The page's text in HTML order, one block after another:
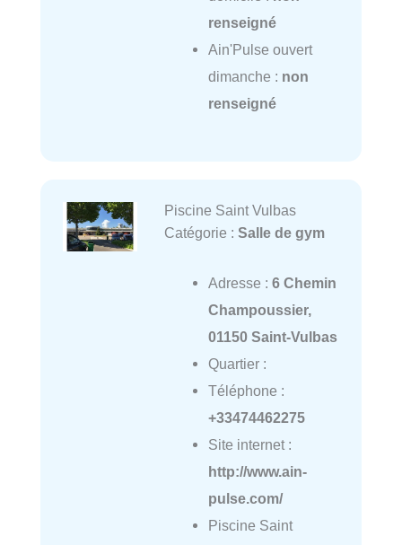
renseigné
Ain'Pulse ouvert
dimanche : non
renseigné
Piscine Saint Vulbas
Catégorie : Salle de gym
Adresse : 6 Chemin
Champoussier,
01150 Saint-Vulbas
Quartier :
Téléphone :
+33474462275
Site internet :
http://www.ain-
pulse.com/
Piscine Saint